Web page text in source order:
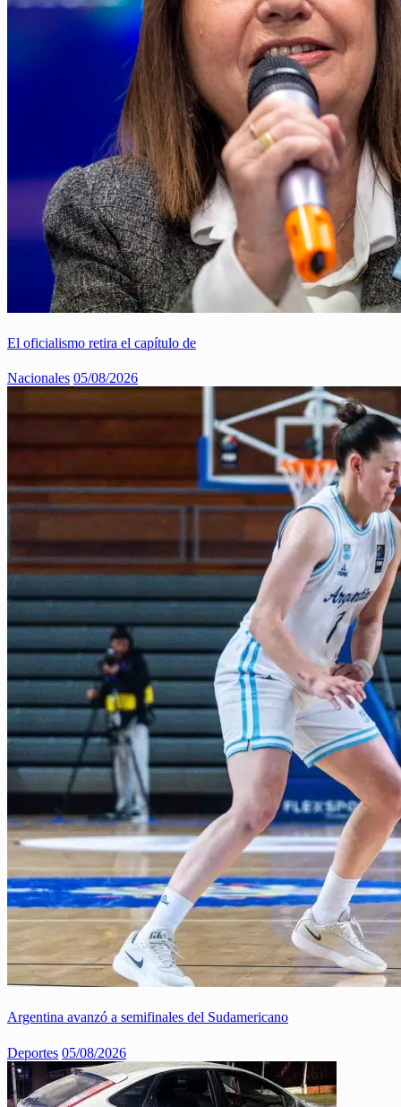
El oficialismo retira el capítulo de
Nacionales 05/08/2026
Argentina avanzó a semifinales del Sudamericano
Deportes 05/08/2026